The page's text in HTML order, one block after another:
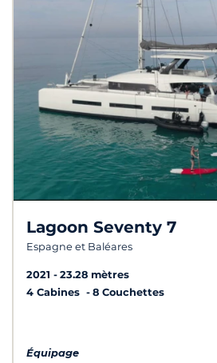
Lagoon Seventy 7
Espagne et Baléares
2021
23.28 mètres
4 Cabines
8 Couchettes
Équipage